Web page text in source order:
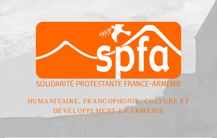
HUMANITAIRE, FRANCOPHONIE, CULTURE ET
DÉVELOPPEMENT EN ARMÉNIE